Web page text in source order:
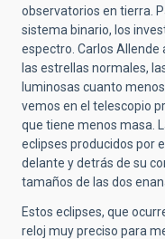
observatorios en tierra.
sistema binario, los
espectro. Carlos Allende
las estrellas normales,
luminosas cuanto
vemos en el telescopio
que tiene menos masa.
eclipses producidos por
delante y detrás de su
tamaños de las dos
Estos eclipses, que
reloj muy preciso para